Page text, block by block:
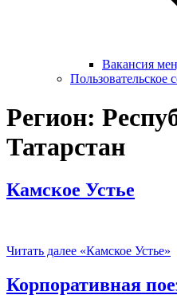
Вакансия
Пользовательское
Регион:
Татарстан
Камское Устье
Читать далее «Камское Устье»
Корпоративная